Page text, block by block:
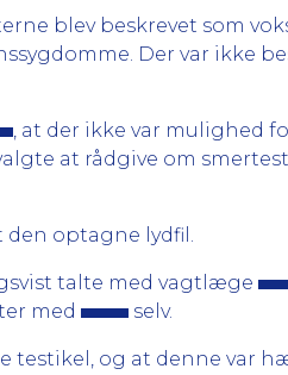
blev beskrevet som
Der var ikke
, at der ikke var mulighed
at rådgive om
optagne lydfil.
talte med vagtlæge
med selv.
og at denne var